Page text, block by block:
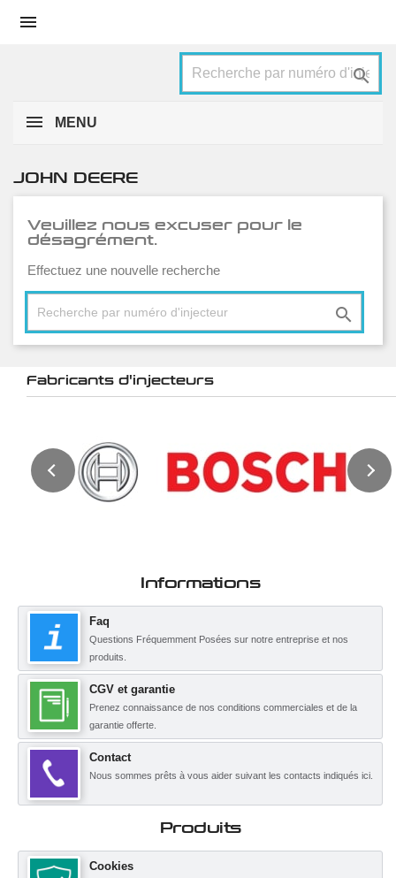


MENU
JOHN DEERE
Veuillez nous excuser pour le
désagrément.
Effectuez une nouvelle recherche

Fabricants d'injecteurs
Informations
Faq
Questions Fréquemment Posées sur notre entreprise et nos
produits.
CGV et garantie
Prenez connaissance de nos conditions commerciales et de la
garantie offerte.
Contact
Nous sommes prêts à vous aider suivant les contacts indiqués ici.
Produits
Cookies